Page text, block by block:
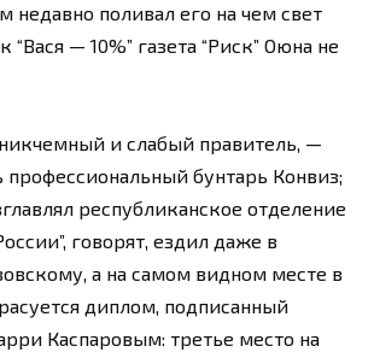
недавно поливал его на чем свет
“Вася — 10%” газета “Риск” Оюна не
и слабый правитель, —
профессиональный бунтарь Конвиз;
республиканское отделение
говорят, ездил даже в
а на самом видном месте в
диплом, подписанный
Каспаровым: третье место на